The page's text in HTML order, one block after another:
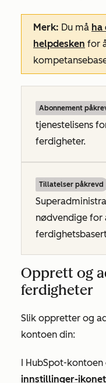
Merk: Du må ha
helpdesken for
Abonnement
tjenestelisens
ferdigheter.
Tillatelser påkrevd
nødvendige for
Opprett og
ferdigheter
Slik oppretter og
kontoen din:
I HubSpot-
innstillinger-ikonet